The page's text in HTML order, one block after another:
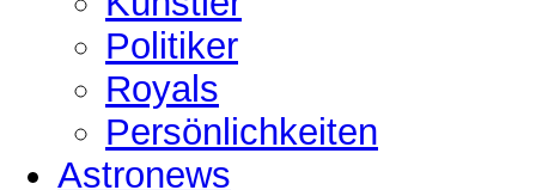
Politiker
Royals
Persönlichkeiten
Astronews